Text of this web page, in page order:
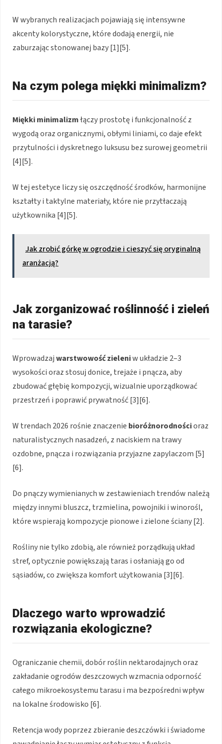
W wybranych realizacjach pojawiają się intensywne
akcenty kolorystyczne, które dodają energii, nie
zaburzając stonowanej bazy [1][5].
Na czym polega miękki minimalizm?
Miękki minimalizmłączy prostotę i funkcjonalność z
wygodą oraz organicznymi, obłymi liniami, co daje efekt
przytulności i dyskretnego luksusu bez surowej geometrii
[4][5].
W tej estetyce liczy się oszczędność środków, harmonijne
kształty i taktylne materiały, które nie przytłaczają
użytkownika [4][5].
Jak zrobić górkę w ogrodzie i cieszyć się oryginalną
aranżacją?
Jak zorganizować roślinność i zieleń
na tarasie?
Wprowadzajwarstwowość zieleniw układzie 2–3
wysokości oraz stosuj donice, trejaże i pnącza, aby
zbudować głębię kompozycji, wizualnie uporządkować
przestrzeń i poprawić prywatność [3][6].
W trendach 2026 rośnie znaczenie bioróżnorodnościoraz
naturalistycznych nasadzeń, z naciskiem na trawy
ozdobne, pnącza i rozwiązania przyjazne zapylaczom [5]
[6].
Do pnączy wymienianych w zestawieniach trendów należą
między innymi bluszcz, trzmielina, powojniki i winorośl,
które wspierają kompozycje pionowe i zielone ściany [2].
Rośliny nie tylko zdobią, ale również porządkują układ
stref, optycznie powiększają taras i osłaniają go od
sąsiadów, co zwiększa komfort użytkowania [3][6].
Dlaczego warto wprowadzić
rozwiązania ekologiczne?
Ograniczanie chemii, dobór roślin nektarodajnych oraz
zakładanie ogrodów deszczowych wzmacnia odporność
całego mikroekosystemu tarasu i ma bezpośredni wpływ
na lokalne środowisko [6].
Retencja wody poprzez zbieranie deszczówki i świadome